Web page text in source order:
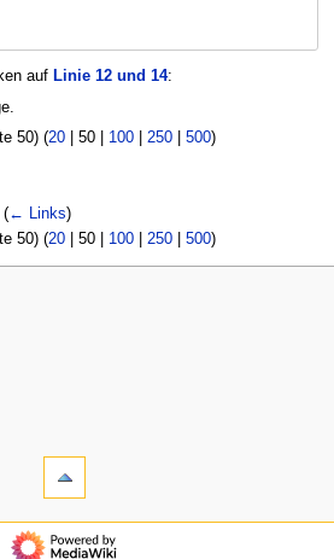
auf Linie 12 und 14:
50) (20| 50| 100| 250| 500)
(← Links)
50) (20| 50| 100| 250| 500)